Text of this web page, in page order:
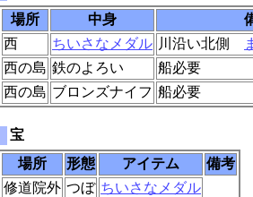
場所
中身
西
ちいさなメダル 川沿い北側
西の島 鉄のよろい
船必要
西の島 ブロンズナイフ 船必要
宝
場所
形態 アイテム
備考
修道院外 つぼ ちいさなメダル